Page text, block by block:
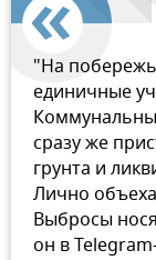
"На
единичные
сразу же
грунта и
Лично
Выбросы
он в